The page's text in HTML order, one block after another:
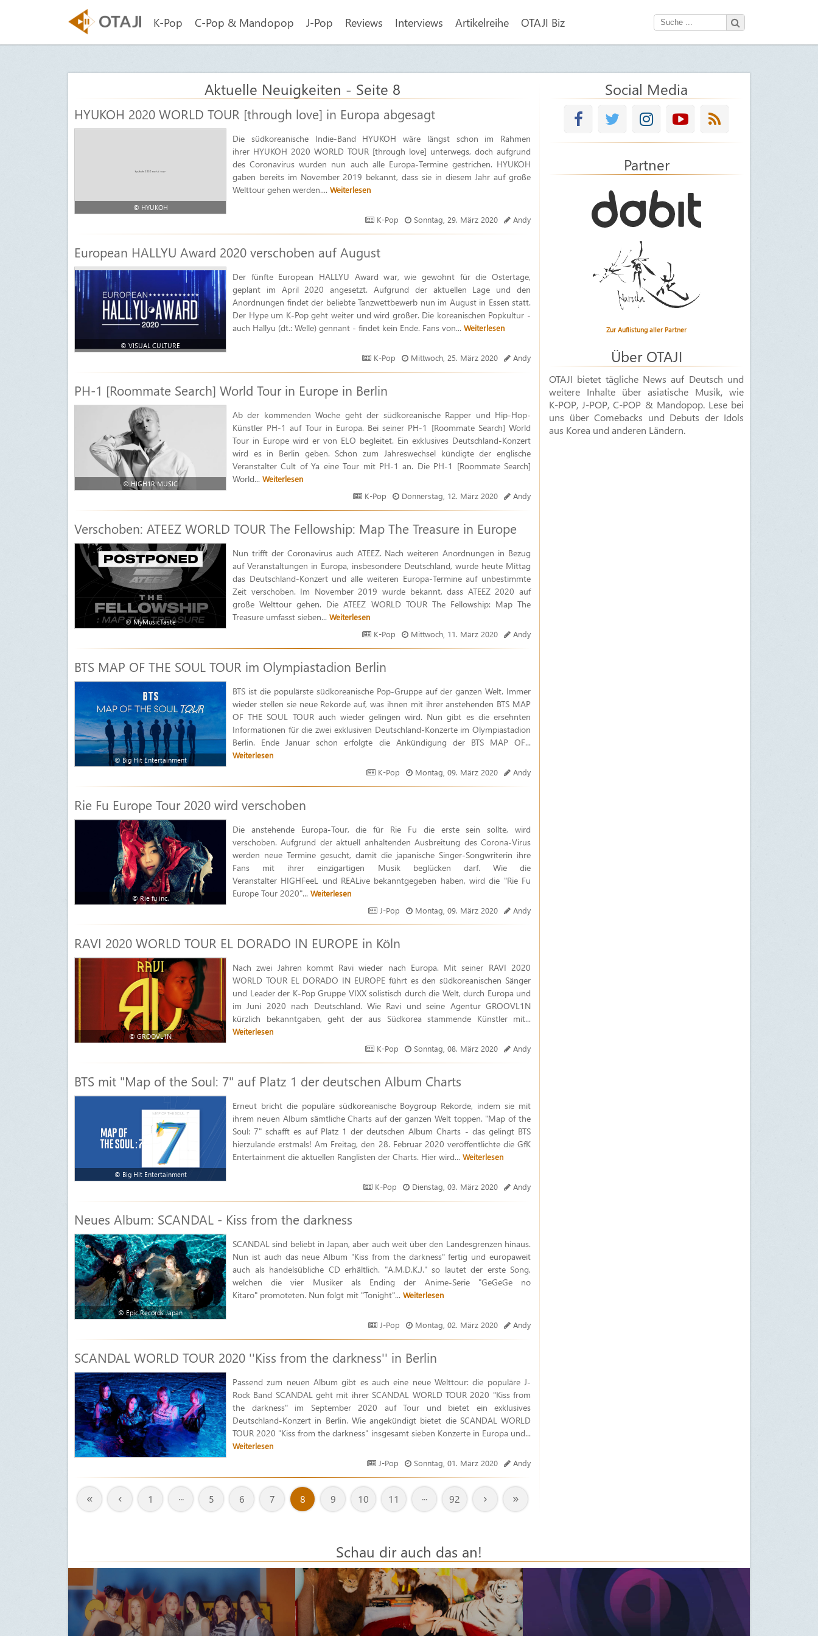
K-Pop C-Pop & Mandopop J-Pop Reviews Interviews Artikelreihe OTAJI Biz
Aktuelle Neuigkeiten - Seite 8
HYUKOH‌ ‌2020‌ ‌WORLD‌ ‌TOUR‌ ‌[through‌ ‌love]‌ in Europa abgesagt
© HYUKOH
Die südkoreanische Indie-Band HYUKOH wäre längst schon im Rahmen
ihrer HYUKOH‌ ‌2020‌ ‌WORLD‌ ‌TOUR‌ ‌[through‌ ‌love]‌ unterwegs, doch aufgrund
des Coronavirus wurden nun auch alle Europa-Termine gestrichen. HYUKOH
gaben bereits im November 2019 bekannt, dass sie in diesem Jahr auf große
Welttour gehen werden.... Weiterlesen
K-Pop Sonntag, 29. März 2020 Andy
European HALLYU Award 2020 verschoben auf August
© VISUAL CULTURE
Der fünfte European HALLYU Award war, wie gewohnt für die Ostertage,
geplant im April 2020 angesetzt. Aufgrund der aktuellen Lage und den
Anordnungen findet der beliebte Tanzwettbewerb nun im August in Essen statt.
Der Hype um K-Pop geht weiter und wird größer. Die koreanischen Popkultur -
auch Hallyu (dt.: Welle) gennant - findet kein Ende. Fans von... Weiterlesen
K-Pop Mittwoch, 25. März 2020 Andy
PH-1 [Roommate Search] World Tour in Europe in Berlin
© HIGH1R MUSIC
Ab der kommenden Woche geht der südkoreanische Rapper und Hip-Hop-
Künstler PH-1 auf Tour in Europa. Bei seiner PH-1 [Roommate Search] World
Tour in Europe wird er von ELO begleitet. Ein exklusives Deutschland-Konzert
wird es in Berlin geben. Schon zum Jahreswechsel kündigte der englische
Veranstalter Cult of Ya eine Tour mit PH-1 an. Die PH-1 [Roommate Search]
World... Weiterlesen
K-Pop
Donnerstag, 12. März 2020 Andy
Verschoben: ATEEZ WORLD TOUR The Fellowship: Map The Treasure in Europe
© MyMusicTaste
Nun trifft der Coronavirus auch ATEEZ. Nach weiteren Anordnungen in Bezug
auf Veranstaltungen in Europa, insbesondere Deutschland, wurde heute Mittag
das Deutschland-Konzert und alle weiteren Europa-Termine auf unbestimmte
Zeit verschoben. Im November 2019 wurde bekannt, dass ATEEZ 2020 auf
große Welttour gehen. Die ATEEZ WORLD TOUR The Fellowship: Map The
Treasure umfasst sieben... Weiterlesen
K-Pop
Mittwoch, 11. März 2020 Andy
BTS MAP OF THE SOUL TOUR im Olympiastadion Berlin
© Big Hit Entertainment
BTS ist die populärste südkoreanische Pop-Gruppe auf der ganzen Welt. Immer
wieder stellen sie neue Rekorde auf, was ihnen mit ihrer anstehenden BTS MAP
OF THE SOUL TOUR auch wieder gelingen wird. Nun gibt es die ersehnten
Informationen für die zwei exklusiven Deutschland-Konzerte im Olympiastadion
Berlin. Ende Januar schon erfolgte die Ankündigung der BTS MAP OF...
Weiterlesen
K-Pop
Montag, 09. März 2020 Andy
Rie Fu Europe Tour 2020 wird verschoben
© Rie fu inc.
Die anstehende Europa-Tour, die für Rie Fu die erste sein sollte, wird
verschoben. Aufgrund der aktuell anhaltenden Ausbreitung des Corona-Virus
werden neue Termine gesucht, damit die japanische Singer-Songwriterin ihre
Fans mit ihrer einzigartigen Musik beglücken darf. Wie die
Veranstalter HIGHFeeL und REALive bekanntgegeben haben, wird die "Rie Fu
Europe Tour 2020"... Weiterlesen
J-Pop
Montag, 09. März 2020 Andy
RAVI 2020 WORLD TOUR EL DORADO IN EUROPE in Köln
© GROOVL1N
Nach zwei Jahren kommt Ravi wieder nach Europa. Mit seiner RAVI 2020
WORLD TOUR EL DORADO IN EUROPE führt es den südkoreanischen Sänger
und Leader der K-Pop Gruppe VIXX solistisch durch die Welt, durch Europa und
im Juni 2020 nach Deutschland. Wie Ravi und seine Agentur GROOVL1N
kürzlich bekanntgaben, geht der aus Südkorea stammende Künstler mit...
Weiterlesen
K-Pop
Sonntag, 08. März 2020 Andy
BTS mit "Map of the Soul: 7" auf Platz 1 der deutschen Album Charts
© Big Hit Entertainment
Erneut bricht die populäre südkoreanische Boygroup Rekorde, indem sie mit
ihrem neuen Album sämtliche Charts auf der ganzen Welt toppen. "Map of the
Soul: 7" schafft es auf Platz 1 der deutschen Album Charts - das gelingt BTS
hierzulande erstmals! Am Freitag, den 28. Februar 2020 veröffentlichte die GfK
Entertainment die aktuellen Ranglisten der Charts. Hier wird... Weiterlesen
K-Pop Dienstag, 03. März 2020 Andy
Neues Album: SCANDAL - Kiss from the darkness
© Epic Records Japan
SCANDAL sind beliebt in Japan, aber auch weit über den Landesgrenzen hinaus.
Nun ist auch das neue Album "Kiss from the darkness" fertig und europaweit
auch als handelsübliche CD erhältlich. "A.M.D.K.J." so lautet der erste Song,
welchen die vier Musiker als Ending der Anime-Serie "GeGeGe no
Kitaro" promoteten. Nun folgt mit "Tonight"... Weiterlesen
J-Pop Montag, 02. März 2020 Andy
SCANDAL WORLD TOUR 2020 ''Kiss from the darkness'' in Berlin
Passend zum neuen Album gibt es auch eine neue Welttour: die populäre J-
Rock Band SCANDAL geht mit ihrer SCANDAL WORLD TOUR 2020 "Kiss from
the darkness" im September 2020 auf Tour und bietet ein exklusives
Deutschland-Konzert in Berlin. Wie angekündigt bietet die SCANDAL WORLD
TOUR 2020 "Kiss from the darkness" insgesamt sieben Konzerte in Europa und...
Weiterlesen
J-Pop
Sonntag, 01. März 2020 Andy
« ‹ 1 ··· 5 6 7 8 9 10 11 ··· 92 › »
Social Media
Partner
Zur Auflistung aller Partner
Über OTAJI
OTAJI bietet tägliche News auf Deutsch und
weitere Inhalte über asiatische Musik, wie
K-POP, J-POP,C-POP & Mandopop. Lese bei
uns über Comebacks und Debuts der Idols
aus Korea und anderen Ländern.
Schau dir auch das an!